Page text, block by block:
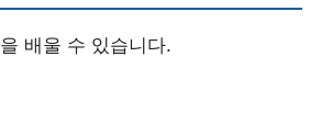
배울 수 있습니다.